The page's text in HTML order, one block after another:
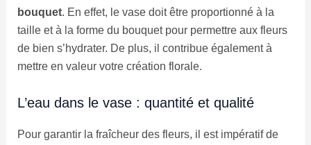
bouquet. En effet, le vase doit être proportionné à la
taille et à la forme du bouquet pour permettre aux fleurs
de bien s’hydrater. De plus, il contribue également à
mettre en valeur votre création florale.
L’eau dans le vase : quantité et qualité
Pour garantir la fraîcheur des fleurs, il est impératif de